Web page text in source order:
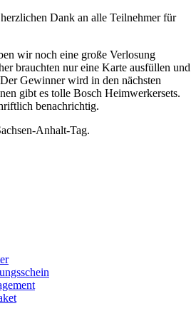
Dank an alle Teilnehmer für
wir noch eine große Verlosung
brauchten nur eine Karte ausfüllen und
Gewinner wird in den nächsten
gibt es tolle Bosch Heimwerkersets.
benachrichtig.
Anhalt-Tag.